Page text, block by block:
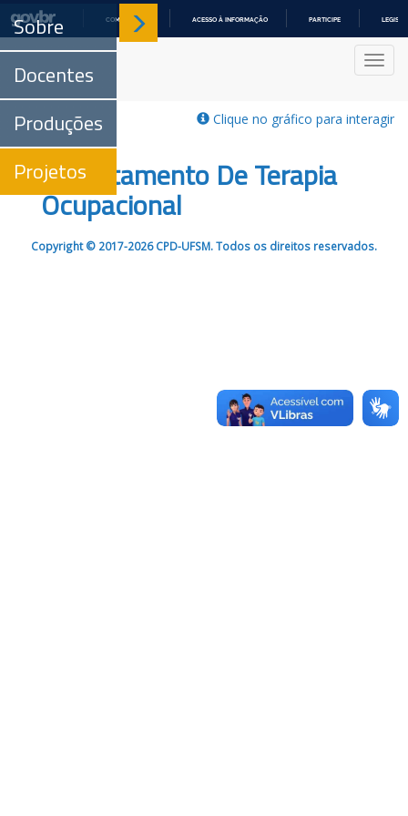
COMUNICA BR ACESSO À INFORMAÇÃO PARTICIPE
Sobre
Docentes
Produções
Projetos
Clique no gráfico para interagir
Departamento De Terapia
Ocupacional
Copyright © 2017-2026 CPD-UFSM. Todos os direitos reservados.